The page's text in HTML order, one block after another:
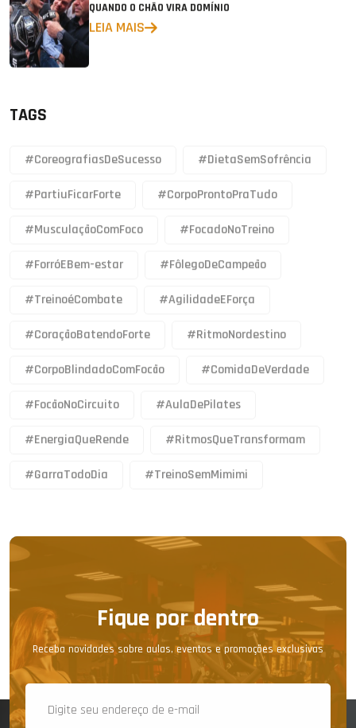
QUANDO O CHÃO VIRA DOMÍNIO
LEIA MAIS
TAGS
#CoreografiasDeSucesso #DietaSemSofrência
#PartiuFicarForte #CorpoProntoPraTudo
#MusculaçãoComFoco #FocadoNoTreino
#ForróEBem-estar #FôlegoDeCampeão
#TreinoéCombate #AgilidadeEForça
#CoraçãoBatendoForte #RitmoNordestino
#CorpoBlindadoComFocão #ComidaDeVerdade
#FocãoNoCircuito #AulaDePilates
#EnergiaQueRende #RitmosQueTransformam
#GarraTodoDia #TreinoSemMimimi
Fique por dentro
Receba novidades sobre aulas, eventos e promoções exclusivas